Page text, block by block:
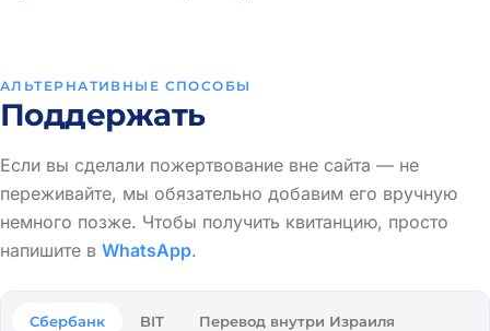
АЛЬТЕРНАТИВНЫЕ СПОСОБЫ
Поддержать
Если вы сделали пожертвование вне сайта — не
переживайте, мы обязательно добавим его вручную
немного позже. Чтобы получить квитанцию, просто
напишите в WhatsApp.
Сбербанк BIT Перевод внутри Израиля